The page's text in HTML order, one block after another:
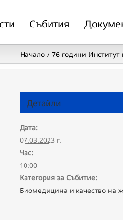
Събития
Начало 76 години Институт
Детайли
Дата:
07.03.2023 г.
Час:
10:00
Категория за Събитие:
Биомедицина и качество на